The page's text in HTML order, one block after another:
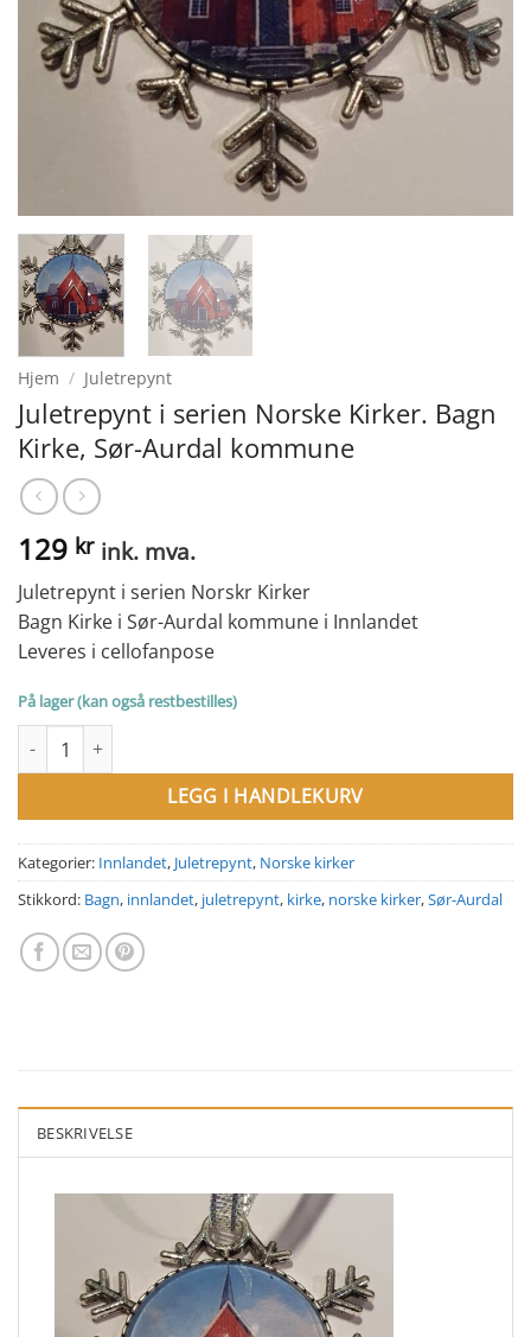
Hjem / Juletrepynt
Juletrepynt i serien Norske Kirker. Bagn
Kirke, Sør-Aurdal kommune
129 kr ink. mva.
Juletrepynt i serien Norskr Kirker
Bagn Kirke i Sør-Aurdal kommune i Innlandet
Leveres i cellofanpose
På lager (kan også restbestilles)
Juletrepynt i serien Norske Kirker. Bagn Kirke, Sør-Aurdal
LEGG I HANDLEKURV
Kategorier: Innlandet, Juletrepynt, Norske kirker
Stikkord: Bagn, innlandet, juletrepynt, kirke, norske kirker,Sør-Aurdal
BESKRIVELSE